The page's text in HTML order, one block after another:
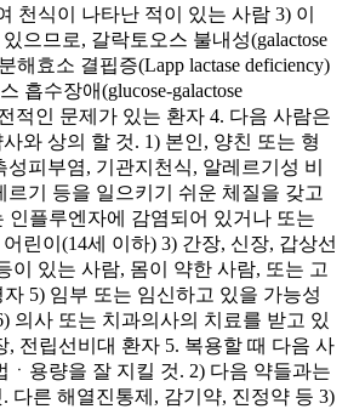
천식이 나타난 적이 있는 사람 3) 이
으므로, 갈락토오스 불내성(galactose
해효소 결핍증(Lapp lactase deficiency)
흡수장애(glucose-galactose
적인 문제가 있는 환자 4. 다음 사람은
와 상의 할 것. 1) 본인, 양친 또는 형
피부염, 기관지천식, 알레르기성 비
르기 등을 일으키기 쉬운 체질을 갖고
인플루엔자에 감염되어 있거나 또는
린이(14세 이하) 3) 간장, 신장, 갑상선
이 있는 사람, 몸이 약한 사람, 또는 고
5) 임부 또는 임신하고 있을 가능성
의사 또는 치과의사의 치료를 받고 있
, 전립선비대 환자 5. 복용할 때 다음 사
ㆍ용량을 잘 지킬 것. 2) 다음 약들과는
다른 해열진통제, 감기약, 진정약 등 3)